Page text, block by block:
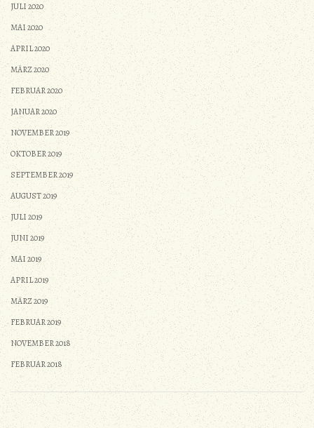
JULI 2020
MAI 2020
APRIL 2020
MÄRZ 2020
FEBRUAR 2020
JANUAR 2020
NOVEMBER 2019
OKTOBER 2019
SEPTEMBER 2019
AUGUST 2019
JULI 2019
JUNI 2019
MAI 2019
APRIL 2019
MÄRZ 2019
FEBRUAR 2019
NOVEMBER 2018
FEBRUAR 2018